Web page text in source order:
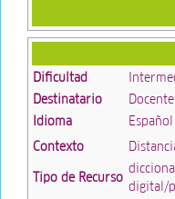
Dificultad
Destinatario
Idioma
Español
Contexto
Tipo de Recurso
digital/